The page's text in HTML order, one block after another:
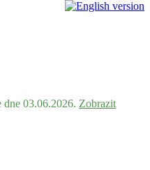
dne 03.06.2026. Zobrazit